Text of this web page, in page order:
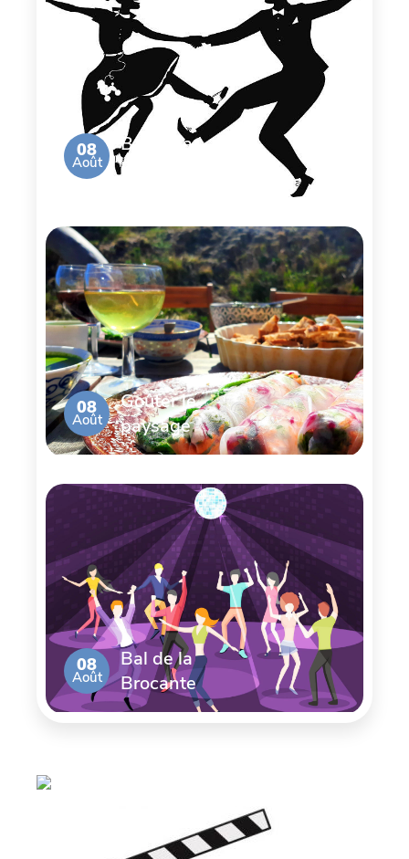
08
Août
Bal de la
Brocante
08
Août
Goûter le
paysage
08
Août
Bal de la
Brocante